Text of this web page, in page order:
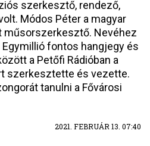
szerkesztő, rendező,
Módos Péter a magyar
műsorszerkesztő. Nevéhez
fontos hangjegy és
a Petőfi Rádióban a
szerkesztette és vezette.
tanulni a Fővárosi
2021. FEBRUÁR 13. 07:40